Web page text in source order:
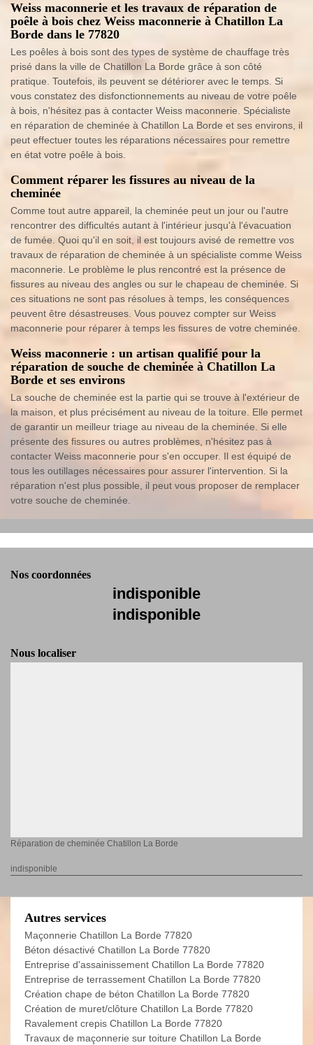
Weiss maconnerie et les travaux de réparation de
poêle à bois chez Weiss maconnerie à Chatillon La
Borde dans le 77820
Les poêles à bois sont des types de système de chauffage très
prisé dans la ville de Chatillon La Borde grâce à son côté
pratique. Toutefois, ils peuvent se détériorer avec le temps. Si
vous constatez des disfonctionnements au niveau de votre poêle
à bois, n'hésitez pas à contacter Weiss maconnerie. Spécialiste
en réparation de cheminée à Chatillon La Borde et ses environs, il
peut effectuer toutes les réparations nécessaires pour remettre
en état votre poêle à bois.
Comment réparer les fissures au niveau de la
cheminée
Comme tout autre appareil, la cheminée peut un jour ou l'autre
rencontrer des difficultés autant à l'intérieur jusqu'à l'évacuation
de fumée. Quoi qu'il en soit, il est toujours avisé de remettre vos
travaux de réparation de cheminée à un spécialiste comme Weiss
maconnerie. Le problème le plus rencontré est la présence de
fissures au niveau des angles ou sur le chapeau de cheminée. Si
ces situations ne sont pas résolues à temps, les conséquences
peuvent être désastreuses. Vous pouvez compter sur Weiss
maconnerie pour réparer à temps les fissures de votre cheminée.
Weiss maconnerie : un artisan qualifié pour la
réparation de souche de cheminée à Chatillon La
Borde et ses environs
La souche de cheminée est la partie qui se trouve à l'extérieur de
la maison, et plus précisément au niveau de la toiture. Elle permet
de garantir un meilleur triage au niveau de la cheminée. Si elle
présente des fissures ou autres problèmes, n'hésitez pas à
contacter Weiss maconnerie pour s'en occuper. Il est équipé de
tous les outillages nécessaires pour assurer l'intervention. Si la
réparation n'est plus possible, il peut vous proposer de remplacer
votre souche de cheminée.
Nos coordonnées
indisponible
indisponible
Nous localiser
Réparation de cheminée Chatillon La Borde
indisponible
Autres services
Maçonnerie Chatillon La Borde 77820
Béton désactivé Chatillon La Borde 77820
Entreprise d'assainissement Chatillon La Borde 77820
Entreprise de terrassement Chatillon La Borde 77820
Création chape de béton Chatillon La Borde 77820
Création de muret/clôture Chatillon La Borde 77820
Ravalement crepis Chatillon La Borde 77820
Travaux de maçonnerie sur toiture Chatillon La Borde